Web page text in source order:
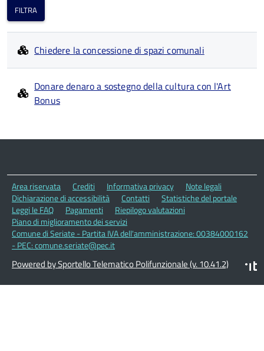
Chiedere la concessione di spazi comunali
Donare denaro a sostegno della cultura con l'Art
Bonus
Area riservata Crediti Informativa privacy
Note legali
Dichiarazione di accessibilità
Contatti
Statistiche del portale
Leggi le FAQ
Pagamenti
Riepilogo valutazioni
Piano di miglioramento dei servizi
Comune di Seriate - Partita IVA dell'amministrazione: 00384000162
- PEC: comune.seriate@pec.it
Powered by Sportello Telematico Polifunzionale (v. 10.41.2)